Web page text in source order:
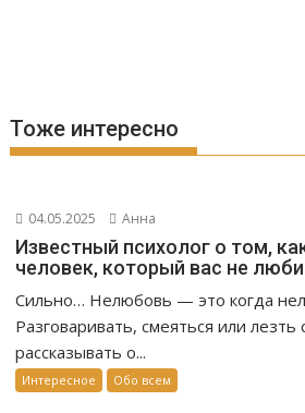
Тоже интересно
04.05.2025 Анна
Известный психолог о том,
человек, который вас не
Сильно… Нелюбовь — это когда
Разговаривать, смеяться или
рассказывать о...
Интересное Обо всем